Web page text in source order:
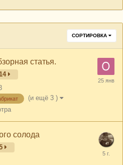
СОРТИРОВКА
статья.
14
(и ещё 3 )
солода